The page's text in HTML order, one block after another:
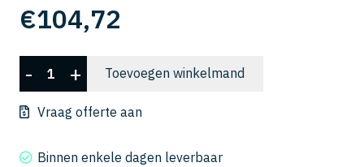
€104,72
HLRS
2060-
01-
aantal
- + Toevoegen winkelmand
Vraag offerte aan
Binnen enkele dagen leverbaar